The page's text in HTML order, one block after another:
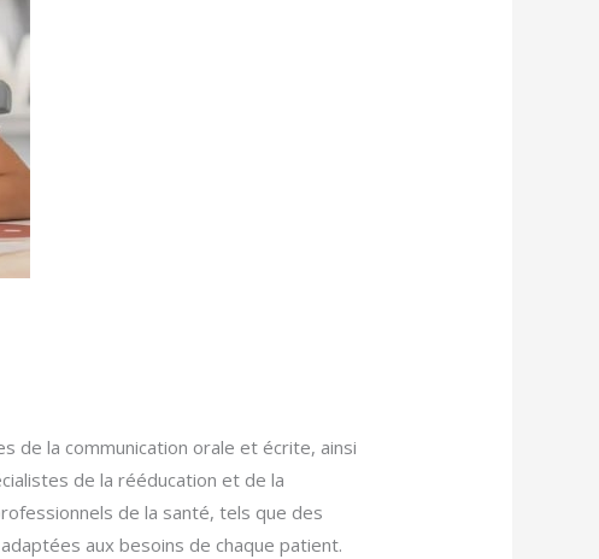
de la communication orale et écrite, ainsi
de la rééducation et de la
de la santé, tels que des
aux besoins de chaque patient.